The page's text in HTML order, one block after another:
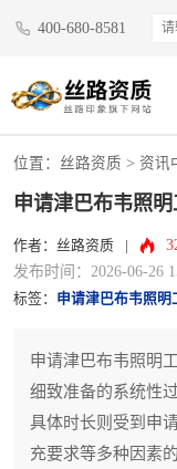
400-680-8581
位置： 丝路资质 > 资讯
申请津巴布韦照
作者：丝路资质
发布时间：2026-06-26
标签： 申请津巴布韦照明
申请津巴布韦照明
细致准备的系统性
具体时长则受到申
充要求等多种因素